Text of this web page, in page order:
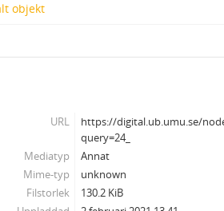
objekt
URL
https://digital.ub.umu.se/
query=24_
Mediatyp
Annat
Mime-typ
unknown
Filstorlek
130.2 KiB